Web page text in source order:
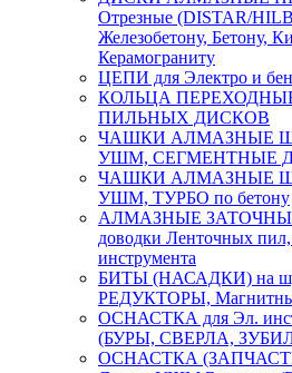
Отрезные (DISTAR/
Железобетону, Бетону,
Керамограниту
ЦЕПИ для Электро и
КОЛЬЦА
ПИЛЬНЫХ ДИСКОВ
ЧАШКИ АЛМАЗНЫЕ
УШМ, СЕГМЕНТНЫЕ
ЧАШКИ АЛМАЗНЫЕ
УШМ, ТУРБО по бетону
АЛМАЗНЫЕ ЗАТОЧНЫЕ
доводки Ленточных пил,
инструмента
БИТЫ (НАСАДКИ) на
РЕДУКТОРЫ,
ОСНАСТКА для Эл.
(БУРЫ, СВЕРЛА,
ОСНАСТКА (ЗАПЧАСТИ)